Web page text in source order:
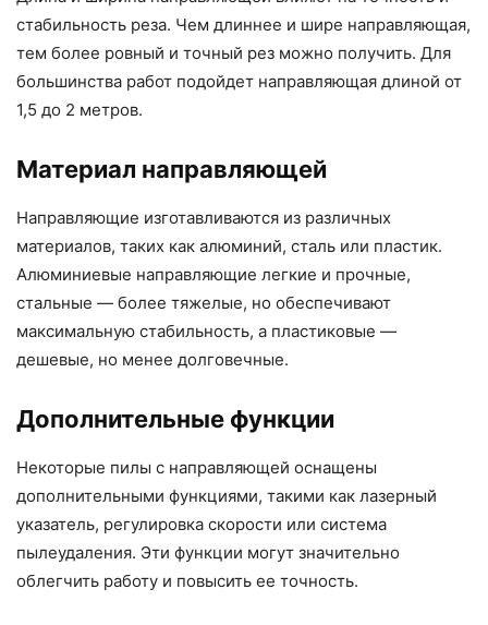
стабильность реза. Чем длиннее и шире направляющая,
тем более ровный и точный рез можно получить. Для
большинства работ подойдет направляющая длиной от
1,5 до 2 метров.
Материал направляющей
Направляющие изготавливаются из различных
материалов, таких как алюминий, сталь или пластик.
Алюминиевые направляющие легкие и прочные,
стальные — более тяжелые, но обеспечивают
максимальную стабильность, а пластиковые —
дешевые, но менее долговечные.
Дополнительные функции
Некоторые пилы с направляющей оснащены
дополнительными функциями, такими как лазерный
указатель, регулировка скорости или система
пылеудаления. Эти функции могут значительно
облегчить работу и повысить ее точность.